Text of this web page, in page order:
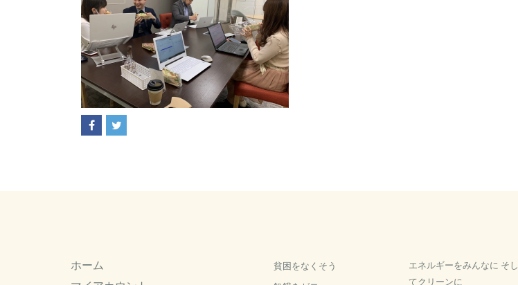
ホーム
貧困をなくそう
エネルギーをみんなに そし
てクリーンに